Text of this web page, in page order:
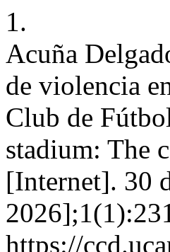
1.
Acuña
de violencia
Club de
stadium: The
[Internet]. 30
https://